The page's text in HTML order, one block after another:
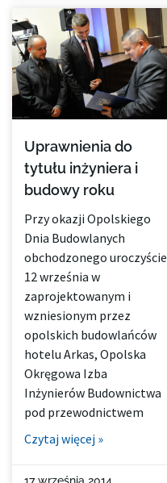
Uprawnienia do
tytułu inżyniera i
budowy roku
Przy okazji Opolskiego
Dnia Budowlanych
obchodzonego uroczyście
12 września w
zaprojektowanym i
wzniesionym przez
opolskich budowlańców
hotelu Arkas, Opolska
Okręgowa Izba
Inżynierów Budownictwa
pod przewodnictwem
Czytaj więcej »